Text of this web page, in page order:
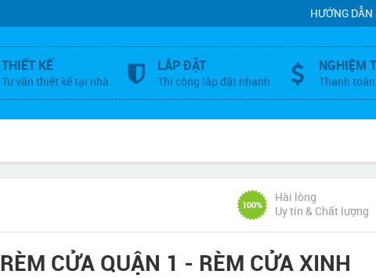
HƯỚNG
THIẾT KẾ
Tư vấn thiết kế tại nhà
LẮP ĐẶT
Thi công lắp đặt nhanh
NGHIỆM
Thanh toán
100%
Hài lòng
Uy tín & Chất lượng
RÈM CỬA QUẬN 1 - RÈM CỬA XINH